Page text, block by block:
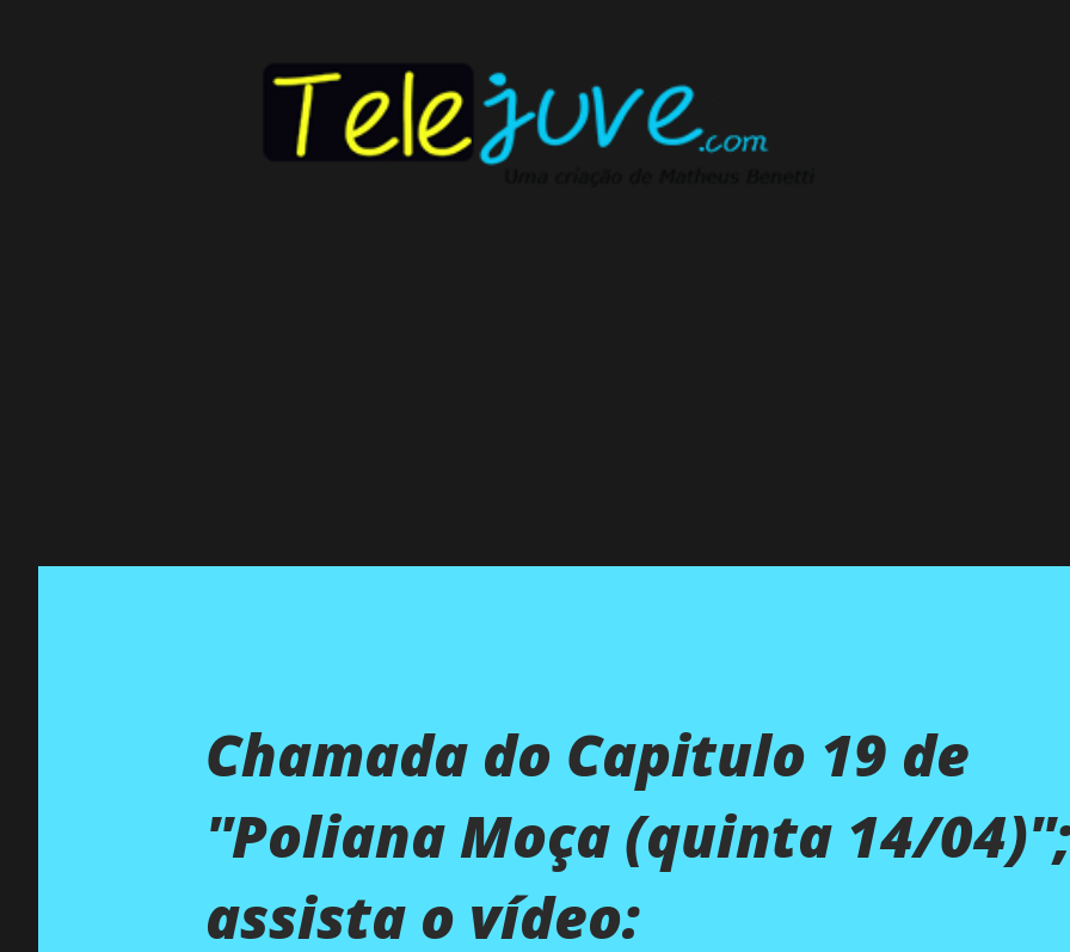
Chamada do Capitulo 19 de
''Poliana Moça (quinta 14/
assista o vídeo: